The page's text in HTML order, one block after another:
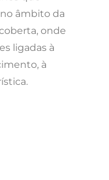
âmbito da
onde
ligadas à
à